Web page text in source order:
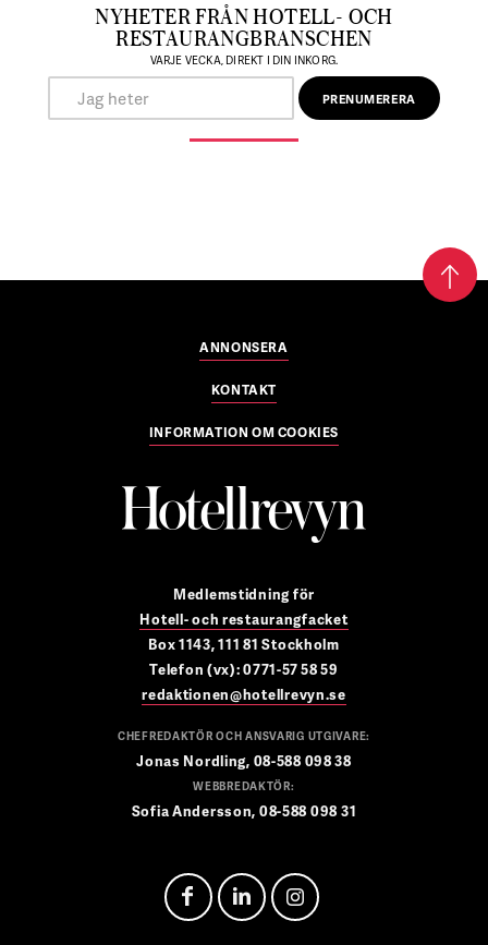
NYHETER FRÅN HOTELL- OCH
RESTAURANGBRANSCHEN
VARJE VECKA, DIREKT I DIN INKORG.
ANNONSERA
KONTAKT
INFORMATION OM COOKIES
Medlemstidning för
Hotell- och restaurangfacket
Box 1143, 111 81 Stockholm
Telefon (vx): 0771-57 58 59
redaktionen@hotellrevyn.se
CHEFREDAKTÖR OCH ANSVARIG UTGIVARE:
Jonas Nordling, 08-588 098 38
WEBBREDAKTÖR:
Sofia Andersson, 08-588 098 31